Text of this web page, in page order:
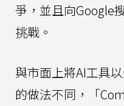
爭，並且向Google
挑戰。
與市面上將AI工具
的做法不同，「